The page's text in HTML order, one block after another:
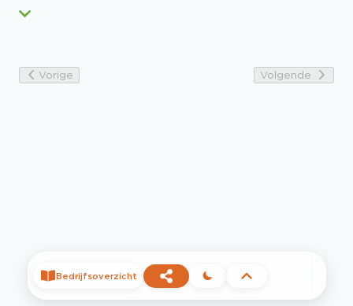
Vorige Volgende
Bedrijfsoverzicht